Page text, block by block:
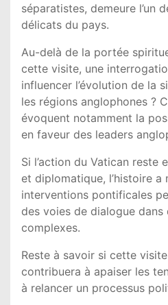
séparatistes, demeure l’un
délicats du pays.
Au-delà de la portée
cette visite, une
influencer l’évolution de la
les régions anglophones ?
évoquent notamment la
en faveur des leaders
Si l’action du Vatican reste
et diplomatique, l’histoire a
interventions pontificales
des voies de dialogue
complexes.
Reste à savoir si cette
contribuera à apaiser les
à relancer un processus